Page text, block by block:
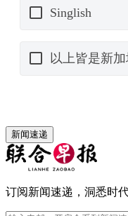
新闻速递
订阅新闻速递，洞悉时代